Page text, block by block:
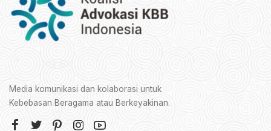
Media komunikasi dan kolaborasi untuk
Kebebasan Beragama atau Berkeyakinan.